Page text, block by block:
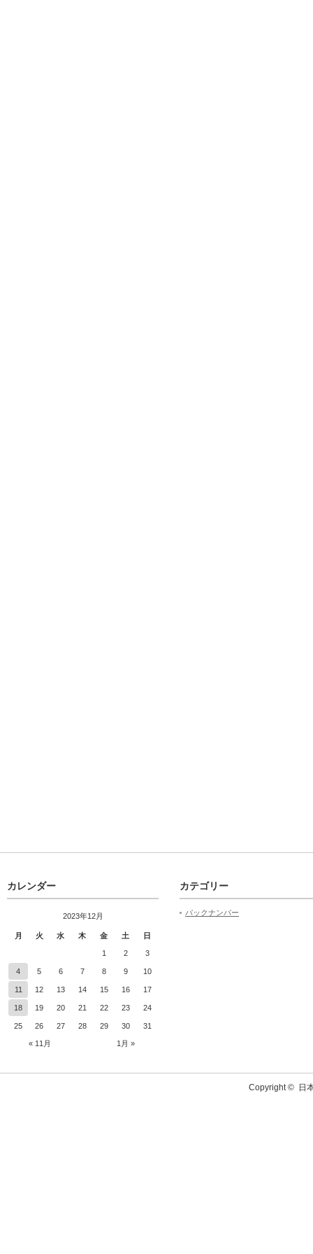
カレンダー
2023年12月
月 火 水 木 金 土 日
« 11月 1月 »
1 2 3
4 5 6 7 8 9 10
11 12 13 14 15 16 17
18 19 20 21 22 23 24
25 26 27 28 29 30 31
カテゴリー
バックナンバー
Copyright © 日